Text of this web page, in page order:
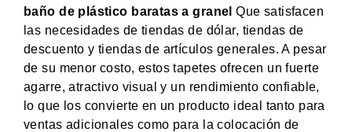
baño de plástico baratas a granel Que satisfacen
las necesidades de tiendas de dólar, tiendas de
descuento y tiendas de artículos generales. A pesar
de su menor costo, estos tapetes ofrecen un fuerte
agarre, atractivo visual y un rendimiento confiable,
lo que los convierte en un producto ideal tanto para
ventas adicionales como para la colocación de